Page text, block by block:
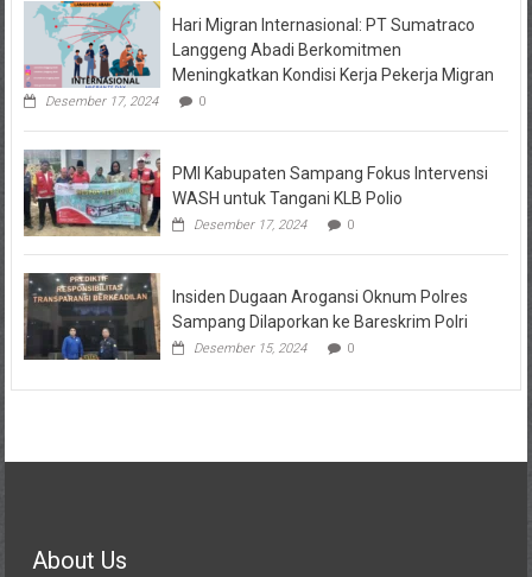
Hari Migran Internasional: PT Sumatraco
Langgeng Abadi Berkomitmen
Meningkatkan Kondisi Kerja Pekerja Migran
Desember 17, 2024 0
PMI Kabupaten Sampang Fokus Intervensi
WASH untuk Tangani KLB Polio
Desember 17, 2024 0
Insiden Dugaan Arogansi Oknum Polres
Sampang Dilaporkan ke Bareskrim Polri
Desember 15, 2024 0
About Us